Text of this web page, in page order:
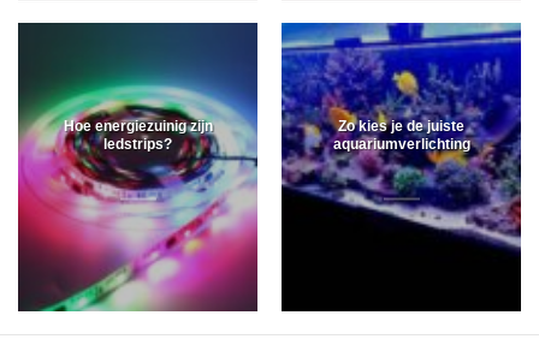
Hoe energiezuinig zijn
ledstrips?
Zo kies je de juiste
aquariumverlichting